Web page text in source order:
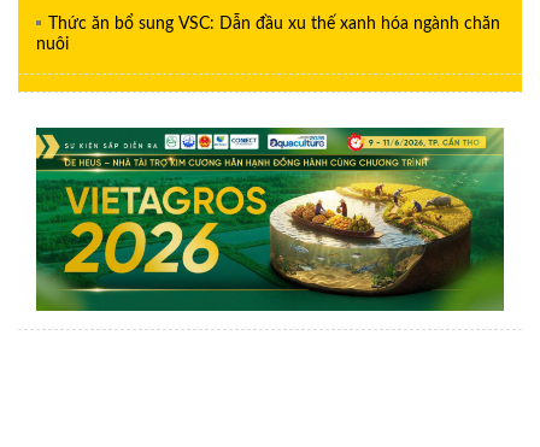
Thức ăn bổ sung VSC: Dẫn đầu xu thế xanh hóa ngành chăn
nuôi